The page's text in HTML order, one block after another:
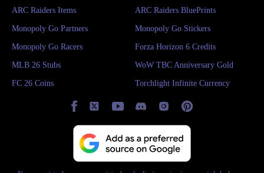
ARC Raiders Items ARC Raiders BluePrints
Monopoly Go Partners Monopoly Go Stickers
Monopoly Go Racers Forza Horizon 6 Credits
MLB 26 Stubs WoW TBC Anniversary Gold
FC 26 Coins Torchlight Infinite Currency